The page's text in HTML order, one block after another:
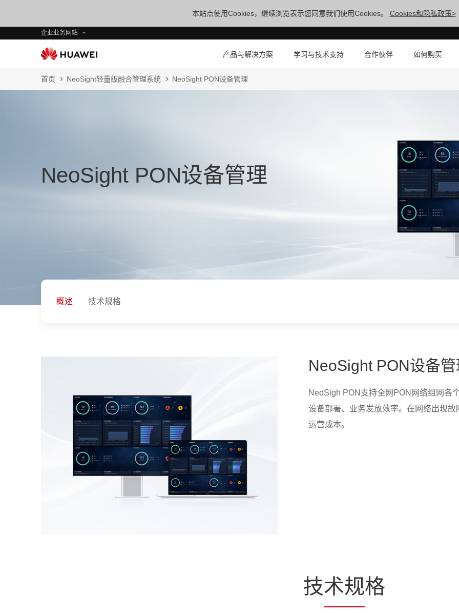
本站点使用Cookies，继续浏览表示您同意我们使用Cookies。 Cookies和隐私政策>
企业业务网站
产品与解决方案 学习与技术支持 合作伙伴 如何购买
首页 NeoSight轻量级融合管理系统 NeoSight PON设备管理
NeoSight PON设备管理
概述 技术规格
NeoSight PON设备管
NeoSigh PON支持全网PON网络组网各
设备部署、业务发放效率。在网络出现
运营成本。
技术规格